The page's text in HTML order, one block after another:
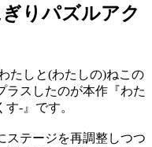
りパズルアク
たしと(わたしの)ねこの
ラスしたのが本作『わた
-』です。
ステージを再調整しつつ